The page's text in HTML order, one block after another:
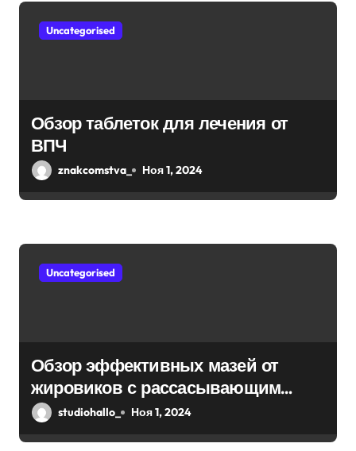
Uncategorised
Обзор таблеток для лечения от
ВПЧ
znakcomstva_ Ноя 1, 2024
Uncategorised
Обзор эффективных мазей от
жировиков с рассасывающим
эффектом
studiohallo_ Ноя 1, 2024